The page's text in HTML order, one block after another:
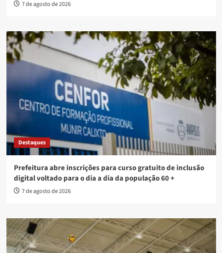
7 de agosto de 2026
Destaques
Prefeitura abre inscrições para curso gratuito de inclusão
digital voltado para o dia a dia da população 60 +
7 de agosto de 2026